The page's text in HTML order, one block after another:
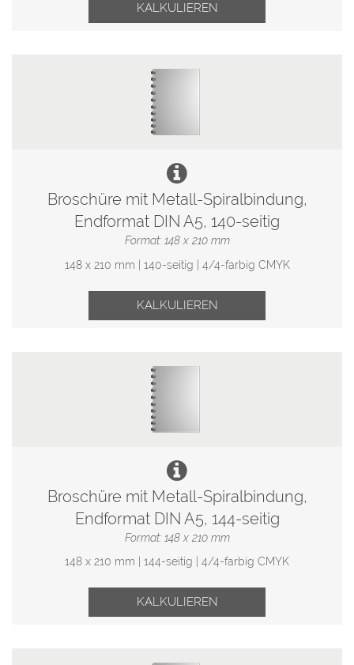
KALKULIEREN
Broschüre mit Metall-Spiralbindung,
Endformat DIN A5, 140-seitig
Format: 148 x 210 mm
148 x 210 mm | 140-seitig | 4/4-farbig CMYK
KALKULIEREN
Broschüre mit Metall-Spiralbindung,
Endformat DIN A5, 144-seitig
Format: 148 x 210 mm
148 x 210 mm | 144-seitig | 4/4-farbig CMYK
KALKULIEREN